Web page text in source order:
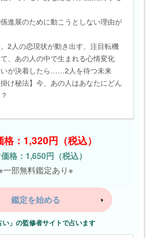
進展のために動こうとしない理由が
2人の恋現状が動き出す、注目転機
、あの人の中で生まれる心情変化
いが決着したら……2人を待つ未来
け秘法】今、あの人はあなたにどん
：1,320円（税込）
格：1,650円（税込）
一部無料鑑定あり※
鑑定を始める
い」の監修者サイトで占います